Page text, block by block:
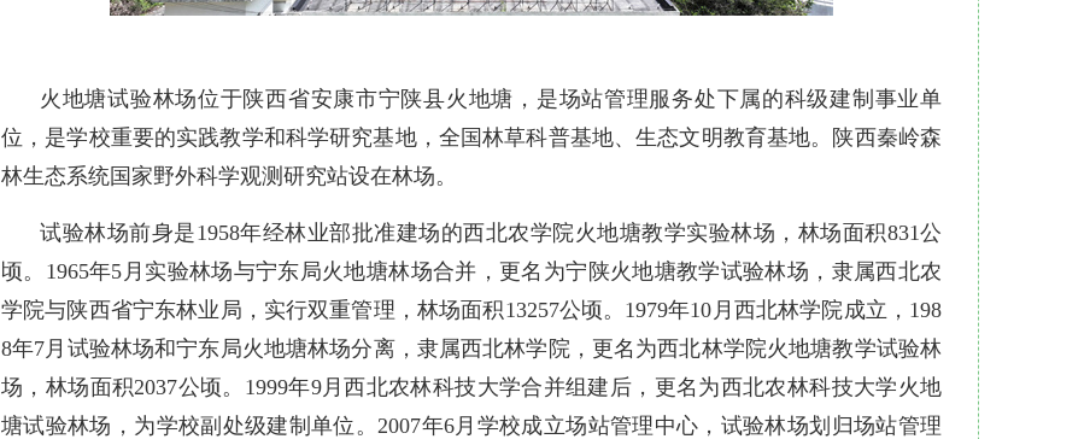
火地塘试验林场位于陕西省安康市宁陕县火地塘，是场站管理服务处下属的科级建制事业单
位，是学校重要的实践教学和科学研究基地，全国林草科普基地、生态文明教育基地。陕西秦岭森
林生态系统国家野外科学观测研究站设在林场。
试验林场前身是1958年经林业部批准建场的西北农学院火地塘教学实验林场，林场面积831公
顷。1965年5月实验林场与宁东局火地塘林场合并，更名为宁陕火地塘教学试验林场，隶属西北农
学院与陕西省宁东林业局，实行双重管理，林场面积13257公顷。1979年10月西北林学院成立，198
8年7月试验林场和宁东局火地塘林场分离，隶属西北林学院，更名为西北林学院火地塘教学试验林
场，林场面积2037公顷。1999年9月西北农林科技大学合并组建后，更名为西北农林科技大学火地
塘试验林场，为学校副处级建制单位。2007年6月学校成立场站管理中心，试验林场划归场站管理